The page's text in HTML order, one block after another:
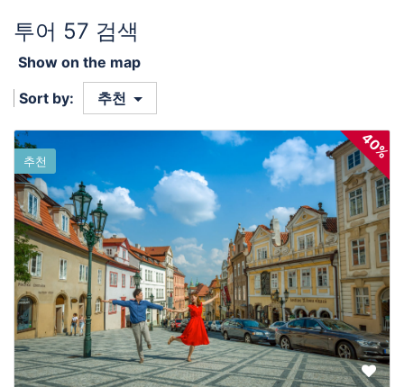
투어 57 검색
Show on the map
Sort by:
추천
추천 40%